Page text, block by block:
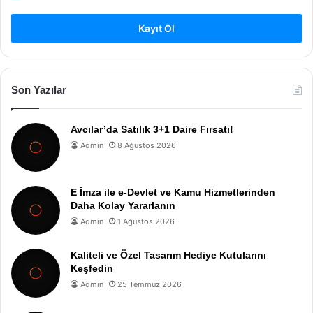
Kayıt Ol
Son Yazılar
Avcılar’da Satılık 3+1 Daire Fırsatı!
Admin 8 Ağustos 2026
E İmza ile e-Devlet ve Kamu Hizmetlerinden
Daha Kolay Yararlanın
Admin 1 Ağustos 2026
Kaliteli ve Özel Tasarım Hediye Kutularını
Keşfedin
Admin 25 Temmuz 2026